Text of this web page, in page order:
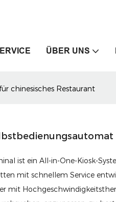
ÜBER UNS
chinesisches Restaurant
ist ein All-in-One-Kiosk-
mit schnellem Service
mit